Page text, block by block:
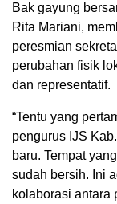
Bak gayung
Rita Mariani,
peresmian
perubahan fisik
dan representatif.
“Tentu yang
pengurus IJS
baru. Tempat
sudah bersih. Ini
kolaborasi antara